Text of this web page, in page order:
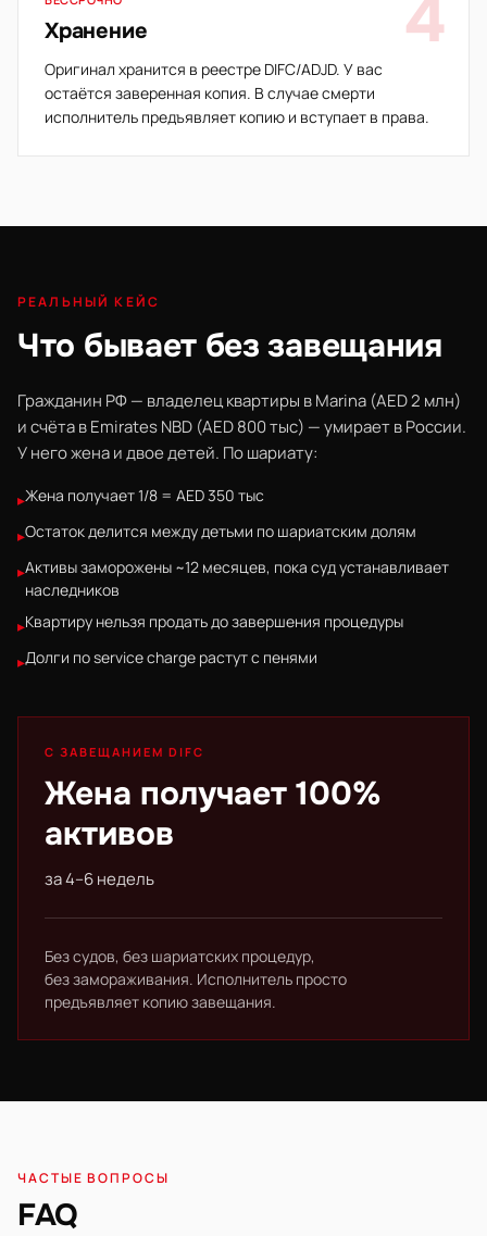
4
Хранение
Оригинал хранится в реестре DIFC/ADJD. У вас
остаётся заверенная копия. В случае смерти
исполнитель предъявляет копию и вступает в права.
РЕАЛЬНЫЙ КЕЙС
Что бывает без завещания
Гражданин РФ — владелец квартиры в Marina (AED 2 млн)
и счёта в Emirates NBD (AED 800 тыс) — умирает в России.
У него жена и двое детей. По шариату:
▸Жена получает 1/8 = AED 350 тыс
▸Остаток делится между детьми по шариатским долям
▸Активы заморожены ~12 месяцев, пока суд устанавливает
наследников
▸Квартиру нельзя продать до завершения процедуры
▸Долги по service charge растут с пенями
С ЗАВЕЩАНИЕМ DIFC
Жена получает 100%
активов
за 4–6 недель
Без судов, без шариатских процедур,
без замораживания. Исполнитель просто
предъявляет копию завещания.
ЧАСТЫЕ ВОПРОСЫ
FAQ